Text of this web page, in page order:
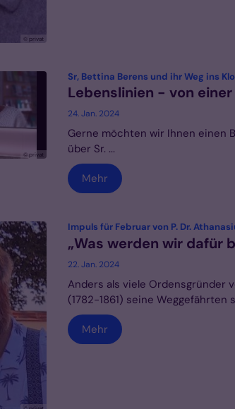
© privat
© privat
Sr, Bettina Berens und ihr Weg ins
Lebenslinien - von
24. Jan. 2024
Gerne möchten wir Ihnen einen
über Sr. ...
Mehr
Impuls für Februar von P. Dr.
„Was werden wir dafür
22. Jan. 2024
Anders als viele Ordensgründer
(1782-1861) seine Weggefährten
Mehr